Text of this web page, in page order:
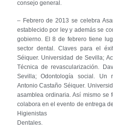
consejo general.
– Febrero de 2013 se celebra
establecido por ley y además se
gobierno. El 8 de febrero tiene
sector dental. Claves para el
Séiquer. Universidad de Sevilla;
Técnica de revascularización.
Sevilla; Odontología social. Un
Antonio Castaño Séiquer.
asamblea ordinaria. Así mismo se
colabora en el evento de entrega
Higienistas
Dentales.